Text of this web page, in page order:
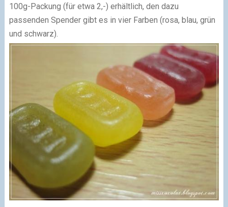
100g-Packung (für etwa 2,-) erhältlich, den dazu
passenden Spender gibt es in vier Farben (rosa, blau, grün
und schwarz).